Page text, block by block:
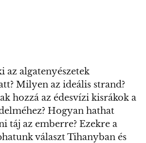
az algatenyészetek
Milyen az ideális strand?
hozzá az édesvízi kisrákok a
Hogyan hathat
táj az emberre? Ezekre a
választ Tihanyban és